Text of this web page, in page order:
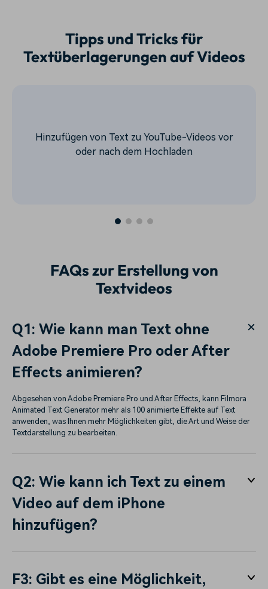
Tipps und Tricks für
Textüberlagerungen auf Videos
Hinzufügen von Text zu YouTube-Videos vor
oder nach dem Hochladen
FAQs zur Erstellung von
Textvideos
Q1: Wie kann man Text ohne
Adobe Premiere Pro oder After
Effects animieren?
Abgesehen von Adobe Premiere Pro und After Effects, kann Filmora
Animated Text Generator mehr als 100 animierte Effekte auf Text
anwenden, was Ihnen mehr Möglichkeiten gibt, die Art und Weise der
Textdarstellung zu bearbeiten.
Q2: Wie kann ich Text zu einem
Video auf dem iPhone
hinzufügen?
F3: Gibt es eine Möglichkeit,